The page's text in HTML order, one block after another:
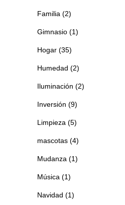
Familia (2)
Gimnasio (1)
Hogar (35)
Humedad (2)
Iluminación (2)
Inversión (9)
Limpieza (5)
mascotas (4)
Mudanza (1)
Música (1)
Navidad (1)